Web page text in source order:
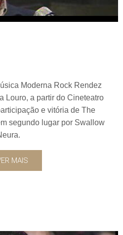
Moderna Rock Rendez
Louro, a partir do Cineteatro
e vitória de The
segundo lugar por Swallow
MAIS